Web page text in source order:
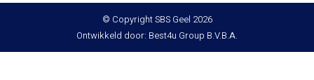
© Copyright SBS Geel 2026
Ontwikkeld door: Best4u Group B.V.B.A.